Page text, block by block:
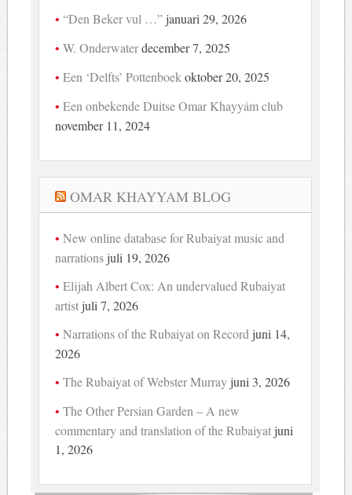
“Den Beker vul …” januari 29, 2026
W. Onderwaterdecember 7, 2025
Een ‘Delfts’ Pottenboek oktober 20, 2025
Een onbekende Duitse Omar Khayyám club
november 11, 2024
OMAR KHAYYAM BLOG
New online database for Rubaiyat music and
narrations juli 19, 2026
Elijah Albert Cox: An undervalued Rubaiyat
artist juli 7, 2026
Narrations of the Rubaiyat on Record juni 14,
2026
The Rubaiyat of Webster Murray juni 3, 2026
The Other Persian Garden – A new
commentary and translation of the Rubaiyat juni
1, 2026